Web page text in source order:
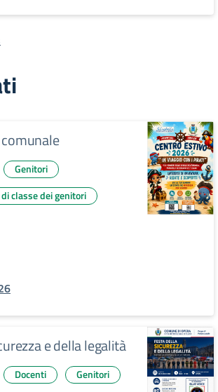
Genitori
classe dei genitori
e della legalità
Docenti
Genitori